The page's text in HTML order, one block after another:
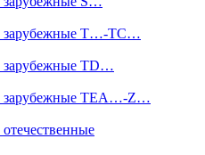
зарубежные T…-TC…
TD…
зарубежные TEA…-Z…